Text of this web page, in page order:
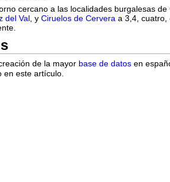
cercano a las localidades burgalesas de
del Val , y Ciruelos de Cervera a 3,4, cuatro,
de la mayor base de datos en
en este artículo.